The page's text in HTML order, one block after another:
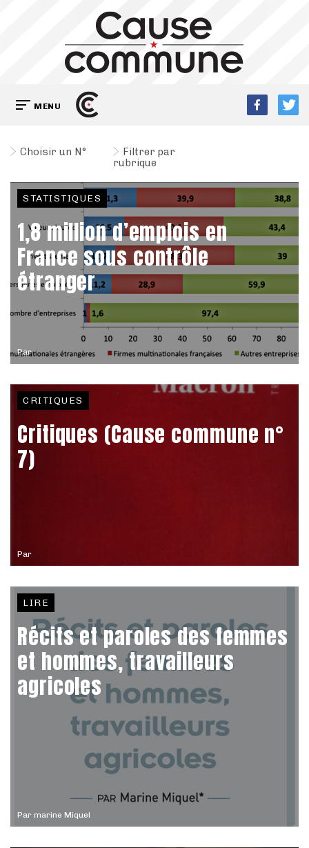
MENU
Choisir un N°
Filtrer par
rubrique
Par
STATISTIQUES
1,8 million d’emplois en
France sous contrôle
étranger
Par
CRITIQUES
Critiques (Cause commune n°
7)
Par marine Miquel
LIRE
Récits et paroles des femmes
et hommes, travailleurs
agricoles